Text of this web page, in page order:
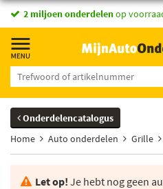
2 miljoen onderdelenop
Onderdelencatalogus
Home
Auto onderdelen Grille
Let op! Je hebt nog geen